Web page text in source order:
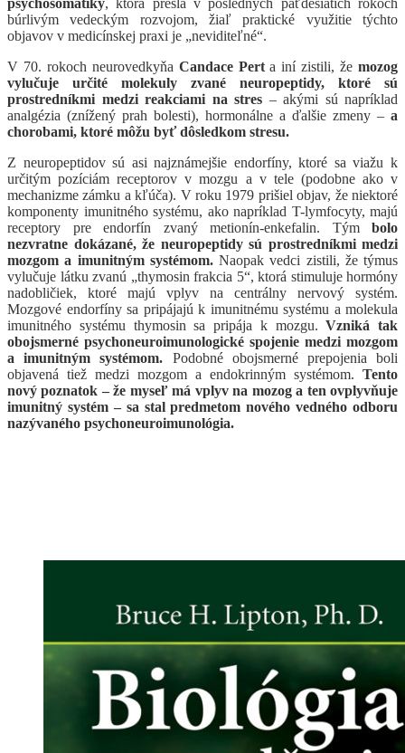
psychosomatiky, ktorá prešla v posledných päťdesiatich rokoch
búrlivým vedeckým rozvojom, žiaľ praktické využitie týchto
objavov v medicínskej praxi je „neviditeľné“.
V 70. rokoch neurovedkyňa Candace Perta iní zistili, žemozog
vylučuje určité molekuly zvané neuropeptidy, ktoré sú
prostredníkmi medzi reakciami na stres – akými sú napríklad
analgézia (znížený prah bolesti), hormonálne a ďalšie zmeny – a
chorobami, ktoré môžu byť dôsledkom stresu.
Z neuropeptidov sú asi najznámejšie endorfíny, ktoré sa viažu k
určitým pozíciám receptorov v mozgu a v tele (podobne ako v
mechanizme zámku a kľúča). V roku 1979 prišiel objav, že niektoré
komponenty imunitného systému, ako napríklad T-lymfocyty, majú
receptory pre endorfín zvaný metionín-enkefalin. Tým bolo
nezvratne dokázané, že neuropeptidy sú prostredníkmi medzi
mozgom a imunitným systémom. Naopak vedci zistili, že týmus
vylučuje látku zvanú „thymosin frakcia 5“, ktorá stimuluje hormóny
nadobličiek, ktoré majú vplyv na centrálny nervový systém.
Mozgové endorfíny sa pripájajú k imunitnému systému a molekula
imunitného systému thymosin sa pripája k mozgu.Vzniká tak
obojsmerné psychoneuroimunologické spojenie medzi mozgom
a imunitným systémom. Podobné obojsmerné prepojenia boli
objavená tiež medzi mozgom a endokrinným systémom. Tento
nový poznatok – že myseľ má vplyv na mozog a ten ovplyvňuje
imunitný systém – sa stal predmetom nového vedného odboru
nazývaného psychoneuroimunológia.